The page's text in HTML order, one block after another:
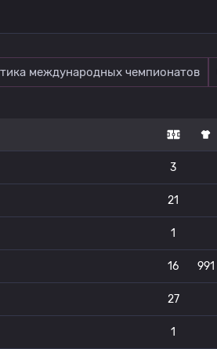
международных чемпионатов
3
21
1
16 991
27
1